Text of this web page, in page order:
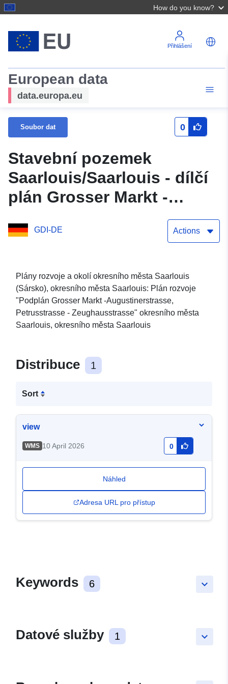
How do you know?
Přihlášení
European data
data.europa.eu
Soubor dat 0
Stavební pozemek
Saarlouis/Saarlouis - dílčí
plán Grosser Markt -
Petrusstrasse -
GDI-DE Actions
Plány rozvoje a okolí okresního města Saarlouis
(Sársko), okresního města Saarlouis: Plán rozvoje
"Podplán Grosser Markt -Augustinerstrasse,
Petrusstrasse - Zeughausstrasse" okresního města
Saarlouis, okresního města Saarlouis
Distribuce 1
Sort
view
WMS 10 April 2026 0
Náhled
Adresa URL pro přístup
keyboard_arrow_down
Keywords 6
keyboard_arrow_down
Datové služby 1